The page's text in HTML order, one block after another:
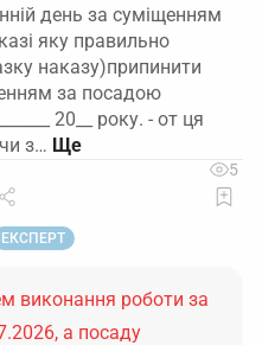
день за суміщенням
яку правильно
наказу)припинити
за посадою
20__ року. - от ця
з…
5
ЕКСПЕРТ
виконання роботи за
а посаду